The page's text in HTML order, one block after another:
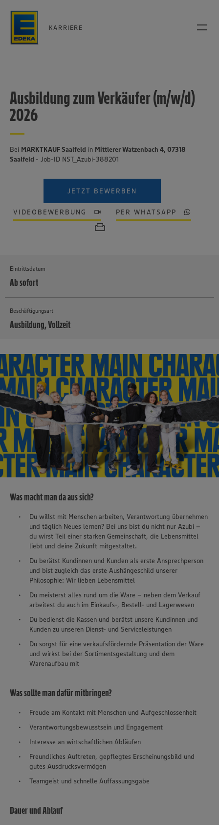
KARRIERE
Ausbildung zum Verkäufer (m/w/d)
2026
Bei MARKTKAUF Saalfeld in Mittlerer Watzenbach 4, 07318
Saalfeld - Job-ID NST_Azubi-388201
JETZT BEWERBEN
VIDEOBEWERBUNG PER WHATSAPP
Eintrittsdatum
Ab sofort
Beschäftigungsart
Ausbildung, Vollzeit
Was macht man da aus sich?
Du willst mit Menschen arbeiten, Verantwortung übernehmen
und täglich Neues lernen? Bei uns bist du nicht nur Azubi –
du wirst Teil einer starken Gemeinschaft, die Lebensmittel
liebt und deine Zukunft mitgestaltet.
Du berätst Kundinnen und Kunden als erste Ansprechperson
und bist zugleich das erste Aushängeschild unserer
Philosophie: Wir lieben Lebensmittel
Du meisterst alles rund um die Ware – neben dem Verkauf
arbeitest du auch im Einkaufs-, Bestell- und Lagerwesen
Du bedienst die Kassen und berätst unsere Kundinnen und
Kunden zu unseren Dienst- und Serviceleistungen
Du sorgst für eine verkaufsfördernde Präsentation der Ware
und wirkst bei der Sortimentsgestaltung und dem
Warenaufbau mit
Was sollte man dafür mitbringen?
Freude am Kontakt mit Menschen und Aufgeschlossenheit
Verantwortungsbewusstsein und Engagement
Interesse an wirtschaftlichen Abläufen
Freundliches Auftreten, gepflegtes Erscheinungsbild und
gutes Ausdrucksvermögen
Teamgeist und schnelle Auffassungsgabe
Dauer und Ablauf